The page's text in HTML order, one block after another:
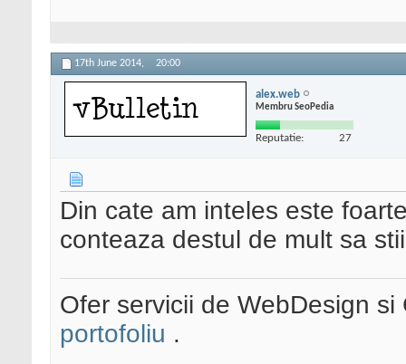
17th June 2014, 20:00
alex.web
Membru SeoPedia
Reputatie: 27
Din cate am inteles este
conteaza destul de mult sa
Ofer servicii de WebDesign
portofoliu .